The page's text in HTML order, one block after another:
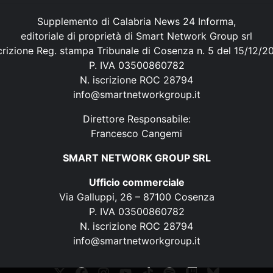
Supplemento di Calabria News 24 Informa,
editoriale di proprietà di Smart Network Group srl
Reg. stampa Tribunale di Cosenza n. 5 del 15/12/
P. IVA 03500860782
N. iscrizione ROC 28794
info@smartnetworkgroup.it
Direttore Responsabile:
Francesco Cangemi
SMART NETWORK GROUP SRL
Ufficio commerciale
Via Galluppi, 26 – 87100 Cosenza
P. IVA 03500860782
N. iscrizione ROC 28794
info@smartnetworkgroup.it